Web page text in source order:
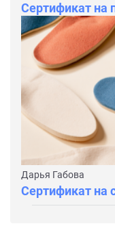
Сертификат на
Дарья Габова
Сертификат на